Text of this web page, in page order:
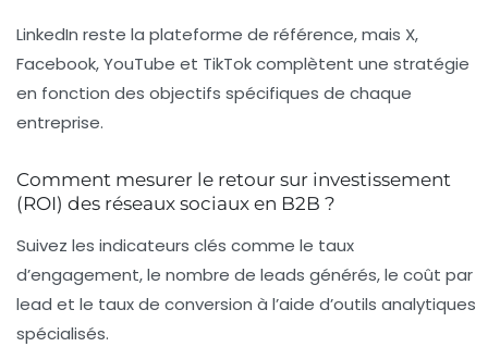
LinkedIn reste la plateforme de référence, mais X,
Facebook, YouTube et TikTok complètent une stratégie
en fonction des objectifs spécifiques de chaque
entreprise.
Comment mesurer le retour sur investissement
(ROI) des réseaux sociaux en B2B ?
Suivez les indicateurs clés comme le taux
d’engagement, le nombre de leads générés, le coût par
lead et le taux de conversion à l’aide d’outils analytiques
spécialisés.